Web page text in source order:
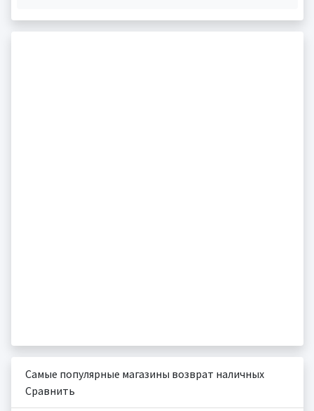
Самые популярные магазины возврат наличных
Сравнить